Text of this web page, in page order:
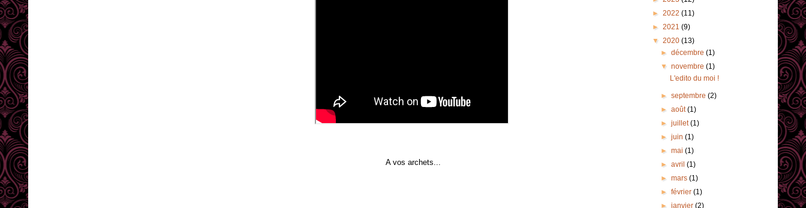
A vos archets...
► 2022 (11)
► 2021 (9)
▼ 2020 (13)
►décembre(1)
▼novembre(1)
L'edito du moi !
►septembre(2)
►août(1)
►juillet(1)
►juin(1)
►mai(1)
►avril(1)
►mars(1)
►février(1)
►janvier(2)